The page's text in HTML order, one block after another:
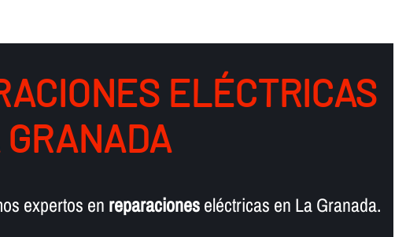
ELÉCTRICAS
expertos en reparacioneseléctricas en La Granada.